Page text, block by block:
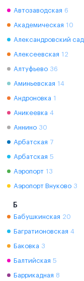
Автозаводская 6
Академическая 10
Александровский сад
Алексеевская 12
Алтуфьево 36
Аминьевская 14
Андроновка 1
Аникеевка 4
Аннино 30
Арбатская 7
Арбатская 5
Аэропорт 13
Аэропорт Внуково 3
Б
Бабушкинская 20
Багратионовская 4
Баковка 3
Балтийская 5
Баррикадная 8